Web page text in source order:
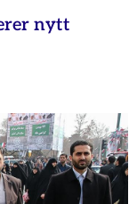
nytt